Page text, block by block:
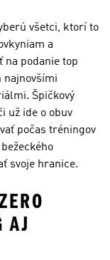
všetci, ktorí to
a
na podanie top
najnovšími
Špičkový
už ide o obuv
počas tréningov
svoje hranice.
AJ